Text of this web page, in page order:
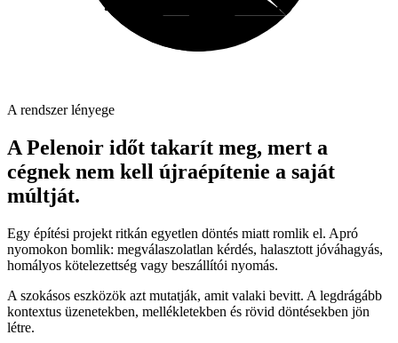
A rendszer lényege
A Pelenoir időt takarít meg, mert a
cégnek nem kell újraépítenie a saját
múltját.
Egy építési projekt ritkán egyetlen döntés miatt romlik el. Apró
nyomokon bomlik: megválaszolatlan kérdés, halasztott jóváhagyás,
homályos kötelezettség vagy beszállítói nyomás.
A szokásos eszközök azt mutatják, amit valaki bevitt. A legdrágább
kontextus üzenetekben, mellékletekben és rövid döntésekben jön
létre.